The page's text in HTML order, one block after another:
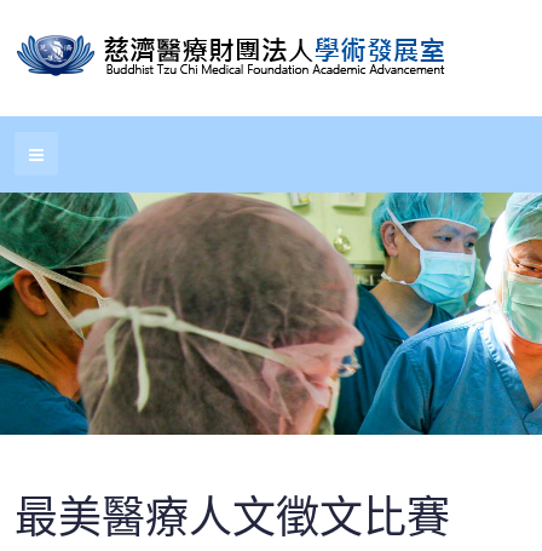
最美醫療人文徵文比賽